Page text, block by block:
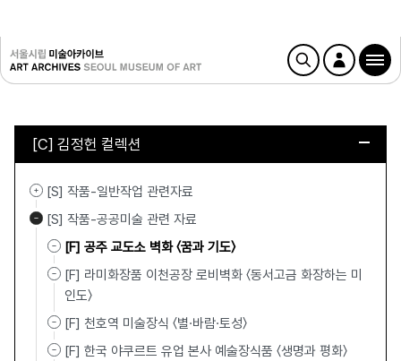
[C] 김정헌 컬렉션
[S] 작품-일반작업 관련자료
[S] 작품-공공미술 관련 자료
[F] 공주 교도소 벽화 〈꿈과 기도〉
[F] 라미화장품 이천공장 로비벽화 〈동서고금 화장하는 미
인도〉
[F] 천호역 미술장식 〈별·바람·토성〉
[F] 한국 야쿠르트 유업 본사 예술장식품 〈생명과 평화〉